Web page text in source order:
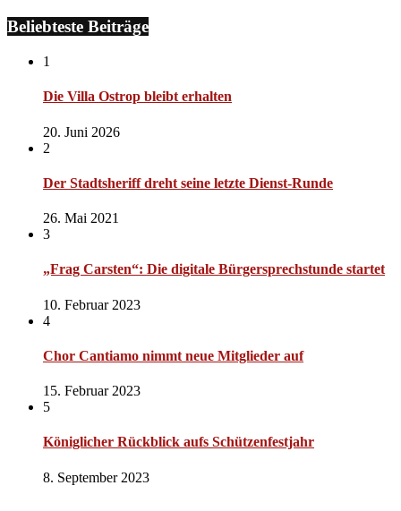
Beliebteste Beiträge
1
Die Villa Ostrop bleibt erhalten
20. Juni 2026
2
Der Stadtsheriff dreht seine letzte Dienst-Runde
26. Mai 2021
3
„Frag Carsten“: Die digitale Bürgersprechstunde startet
10. Februar 2023
4
Chor Cantiamo nimmt neue Mitglieder auf
15. Februar 2023
5
Königlicher Rückblick aufs Schützenfestjahr
8. September 2023